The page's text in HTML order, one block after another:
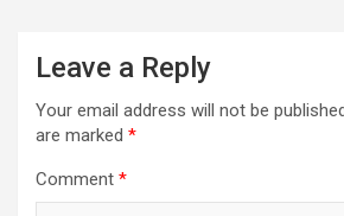
Leave a Reply
Your email address will not be
are marked *
Comment *